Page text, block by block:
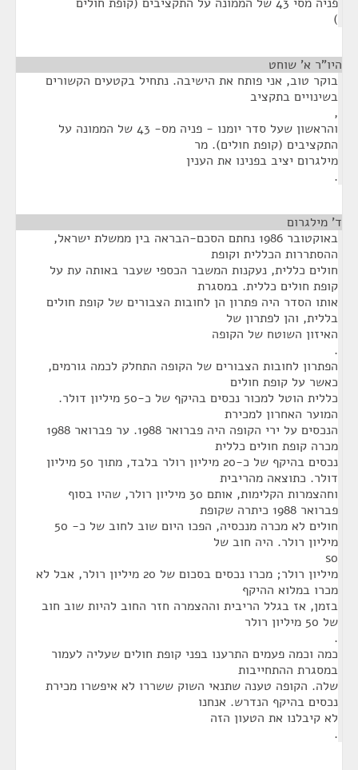
)
היו"ר א' שוחט
בוקר טוב, אני פותח את הישיבה. נתחיל בקטעים הקשורים
בשינויים בתקציב
,
והראשון שעל סדר יומנו - פניה מס- 43 של הממונה על
התקציבים (קופת חולים). מר
מילגרום יציב בפנינו את הענין
.
ד' מילגרום
באוקטובר 1986 נחתם הסכם-הבראה בין ממשלת ישראל,
ההסתררות הכללית וקופת
חולים כללית, נעקנות המשבר הכספי שעבר באותה עת על
קופת חולים כללית. במסגרת
אותו הסדר היה פתרון הן לחובות הצבורים של קופת חולים
בללית, והן לפתרון של
האיזון השוטח של הקופה
.
הפתרון לחובות הצבורים של הקופה התחלק לכמה גורמים,
כאשר על קופת חולים
כללית הוטל למכור נכסים בהיקף של כ-50 מיליון דולר.
המוער האחרון למכירת
הנכסים על ירי הקופה היה פברואר 1988. ער פברואר 1988
מכרה קופת חולים כללית
נכסים בהיקף של כ-20 מיליון רולר בלבד, מתוך 50 מיליון
דולר. כתוצאה מהריבית
וחהצמרות הקלימות, אותם 30 מיליון רולר, שהיו בסוף
פברואר 1988 כיתרה שקופת
חולים לא מכרה מנכסיה, הפכו היום שוב לחוב של כ- 50
מיליון רולר. היה חוב של
so
מיליון רולר; מכרו נכסים בסכום של 20 מיליון רולר, אבל לא
מכרו במלוא ההיקף
בזמן, אז בגלל הריבית וההצמרה חזר החוב להיות שוב חוב
של 50 מיליון רולר
.
כמה וכמה פעמים התרענו בפני קופת חולים שעליה לעמור
במסגרת ההתחייבות
שלה. הקופה טענה שתנאי השוק ששררו לא איפשרו מכירת
נכסים בהיקף הנדרש. אנחנו
לא קיבלנו את הטעון הזה
.